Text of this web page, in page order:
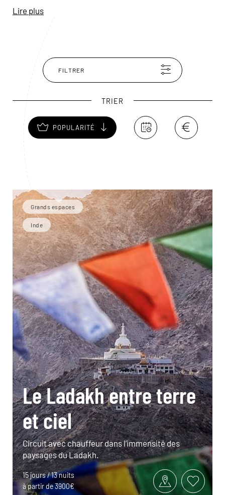
Bhoutan. Au Nord, s'étend l'immense plateau tibétain
avec ses nombreux lacs, bordé des plus hautes
toujours attiré les religieux. D’innombrables
monastères ont été construits sur les pentes de
Lire plus
FILTRER
TRIER
POPULARITÉ
Grands espaces
Inde
Le Ladakh entre terre
et ciel
Circuit avec chauffeur dans l’immensité des
paysages du Ladakh.
15 jours / 13 nuits
à partir de 3900€